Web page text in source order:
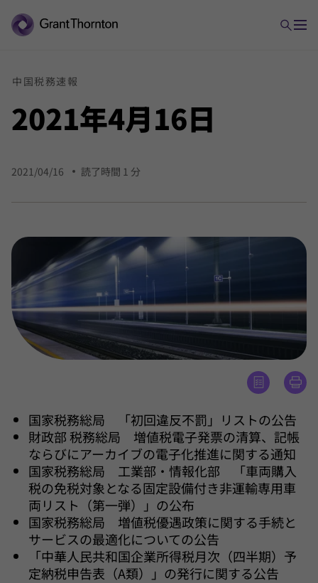
2021年4月16日
中国税務速報
2021/04/16 読了時間 1 分
国家税務総局 「初回違反不罰」リストの公告
財政部 税務総局 増値税電子発票の清算、記帳
ならびにアーカイブの電子化推進に関する通知
国家税務総局 工業部・情報化部 「車両購入
税の免税対象となる固定設備付き非運輸専用車
両リスト（第一弾）」の公布
国家税務総局 増値税優遇政策に関する手続と
サービスの最適化についての公告
「中華人民共和国企業所得税月次（四半期）予
定納税申告表（A類）」の発行に関する公告